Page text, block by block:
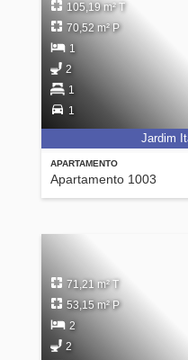
APARTAMENTO
Apartamento 1003
105,19 m² T
70,52 m² P
1
2
1
1
Jardim
71,21 m² T
53,15 m² P
2
2